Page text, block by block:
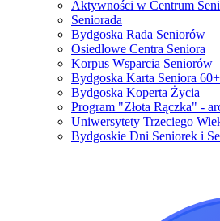
Aktywności w Centrum
Seniorada
Bydgoska Rada Seniorów
Osiedlowe Centra Seniora
Korpus Wsparcia Seniorów
Bydgoska Karta Seniora 60+
Bydgoska Koperta Życia
Program "Złota Rączka" -
Uniwersytety Trzeciego
Bydgoskie Dni Seniorek i